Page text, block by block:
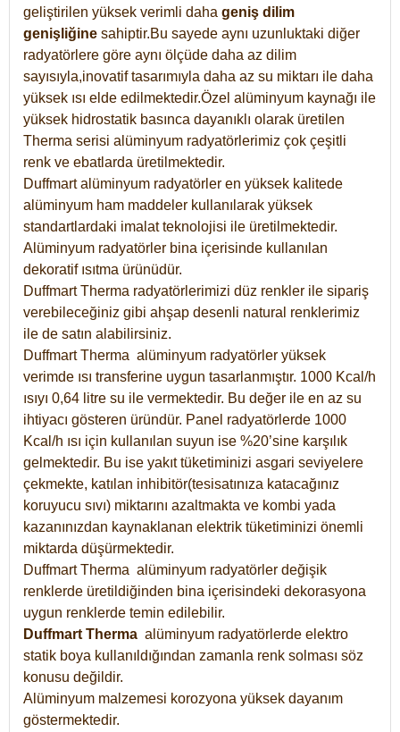
geliştirilen yüksek verimli daha geniş dilim
genişliğine sahiptir.Bu sayede aynı uzunluktaki diğer
radyatörlere göre aynı ölçüde daha az dilim
sayısıyla,inovatif tasarımıyla daha az su miktarı ile daha
yüksek ısı elde edilmektedir.Özel alüminyum kaynağı ile
yüksek hidrostatik basınca dayanıklı olarak üretilen
Therma serisi alüminyum radyatörlerimiz çok çeşitli
renk ve ebatlarda üretilmektedir.
Duffmart alüminyum radyatörler en yüksek kalitede
alüminyum ham maddeler kullanılarak yüksek
standartlardaki imalat teknolojisi ile üretilmektedir.
Alüminyum radyatörler bina içerisinde kullanılan
dekoratif ısıtma ürünüdür.
Duffmart Therma radyatörlerimizi düz renkler ile sipariş
verebileceğiniz gibi ahşap desenli natural renklerimiz
ile de satın alabilirsiniz.
Duffmart Therma alüminyum radyatörler yüksek
verimde ısı transferine uygun tasarlanmıştır. 1000 Kcal/h
ısıyı 0,64 litre su ile vermektedir. Bu değer ile en az su
ihtiyacı gösteren üründür. Panel radyatörlerde 1000
Kcal/h ısı için kullanılan suyun ise %20’sine karşılık
gelmektedir. Bu ise yakıt tüketiminizi asgari seviyelere
çekmekte, katılan inhibitör(tesisatınıza katacağınız
koruyucu sıvı) miktarını azaltmakta ve kombi yada
kazanınızdan kaynaklanan elektrik tüketiminizi önemli
miktarda düşürmektedir.
Duffmart Therma alüminyum radyatörler değişik
renklerde üretildiğinden bina içerisindeki dekorasyona
uygun renklerde temin edilebilir.
Duffmart Therma alüminyum radyatörlerde elektro
statik boya kullanıldığından zamanla renk solması söz
konusu değildir.
Alüminyum malzemesi korozyona yüksek dayanım
göstermektedir.